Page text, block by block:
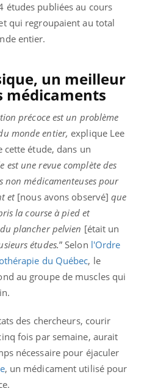
études publiées au cours
qui regroupaient au total
entier.
un meilleur
médicaments
précoce est un problème
monde entier, explique Lee
étude, dans un
est une revue complète des
non médicamenteuses pour
et [nous avons observé] que
la course à pied et
plancher pelvien [était un
études.” Selon l'Ordre
du Québec, le
au groupe de muscles qui
des chercheurs, courir
fois par semaine, aurait
nécessaire pour éjaculer
, un médicament utilisé pour